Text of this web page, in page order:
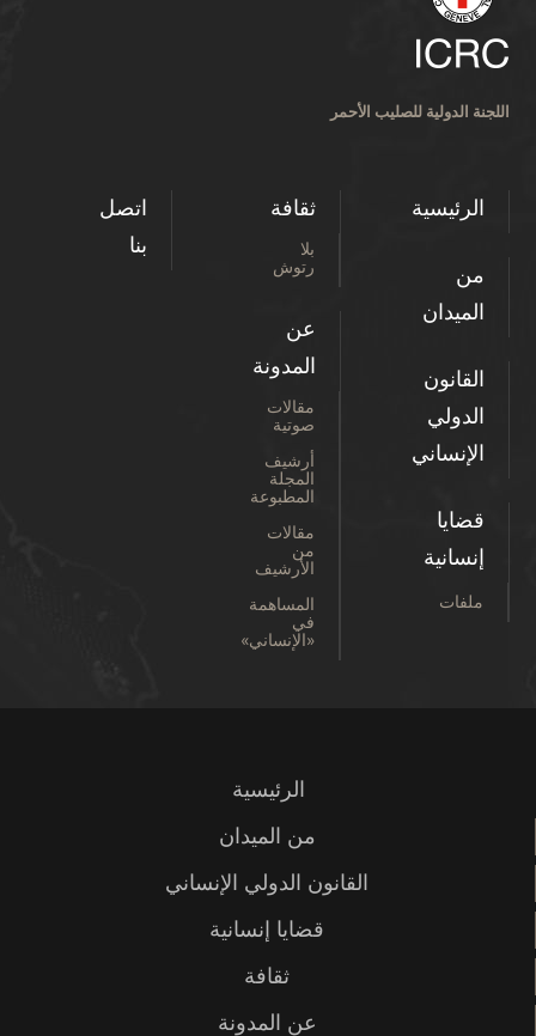
اللجنة الدولية للصليب الأحمر
الرئيسية
من
الميدان
القانون
الدولي
الإنساني
قضايا
إنسانية
ملفات
ثقافة
بلا
رتوش
عن
المدونة
مقالات
صوتية
أرشيف
المجلة
المطبوعة
مقالات
من
الأرشيف
المساهمة
في
«الإنساني»
اتصل
بنا
الرئيسية
من الميدان
القانون الدولي الإنساني
قضايا إنسانية
ثقافة
عن المدونة